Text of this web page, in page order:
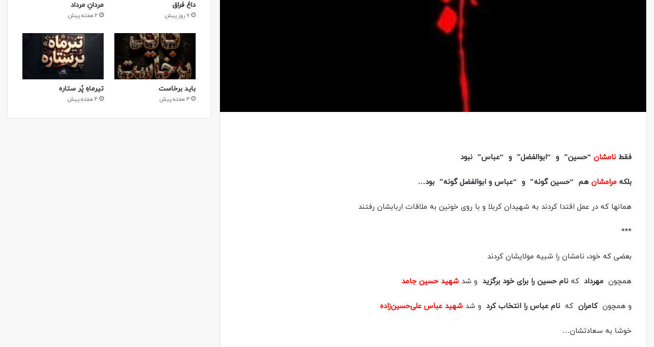
فقط نامشان “حسین” و “ابوالفضل” و “عباس” نبود
بلکه مرامشان هم “حسین گونه” و “عباس و ابوالفضل گونه” بود…
همانها که در عمل اقتدا کردند به شهیدان کربلا و با روی خونین به ملاقات اربابشان رفتند
***
بعضی که خود، نامشان را شبیه مولایشان کردند
همچون مهرداد که نام حسین را برای خود برگزید و شد شهید حسین جامد
و همچونکامران که نام عباس را انتخاب کرد و شد شهید عباس علی‌حسین‌زاده
خوشا به سعادتشان…
داغ فراق
7 روز پیش
مردانِ مرداد
2 هفته پیش
باید برخاست
3 هفته پیش
تیرماهِ پُر ستاره
4 هفته پیش